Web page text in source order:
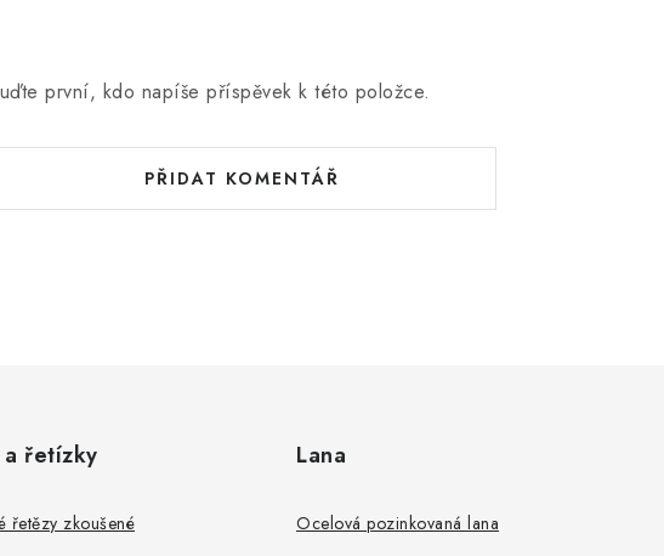
první, kdo napíše příspěvek k této položce.
PŘIDAT KOMENTÁŘ
a řetízky
řetězy zkoušené
Lana
Ocelová pozinkovaná lana